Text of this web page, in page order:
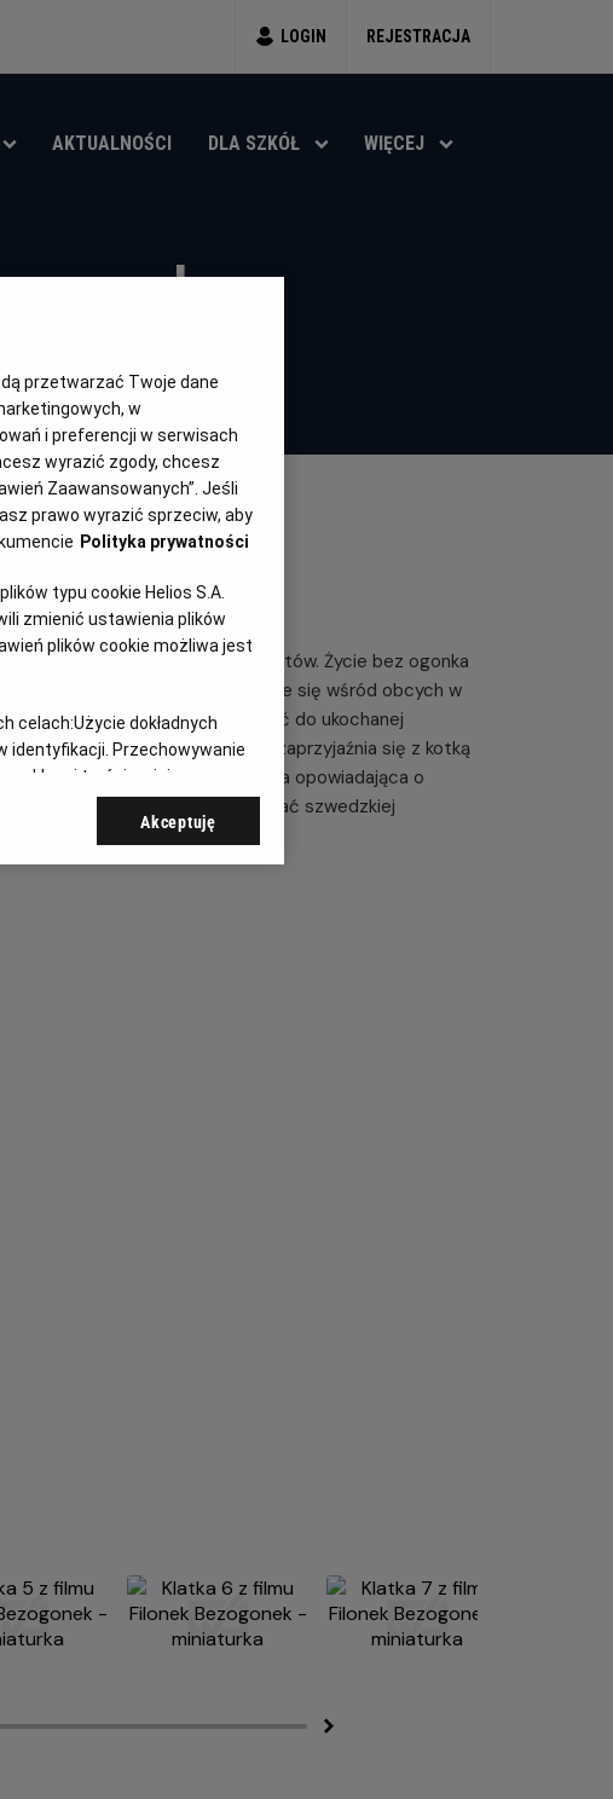
LOGIN REJESTRACJA
AKTUALNOŚCI DLA SZKÓŁ WIĘCEJ
rok
produkcji
i tym różni się od innych kotów. Życie bez ogonka
Czy zagubiony Filonek odnajdzie się wśród obcych w
kotami i bezpiecznie wrócić do ukochanej
kociakom w tarapatach, zaprzyjaźnia się z kotką
klasyczna, przygodowa animacja opowiadająca o
niesieniu pomocy. Kultowa postać szwedzkiej
przetwarzać Twoje dane
w
i preferencji w serwisach
wyrazić zgody, chcesz
Zaawansowanych”. Jeśli
prawo wyrazić sprzeciw, aby
Polityka prywatności
typu cookie Helios S.A.
zmienić ustawienia plików
plików cookie możliwa jest
celach:Użycie dokładnych
identyfikacji. Przechowywanie
reklam i treści, opinie
Akceptuję